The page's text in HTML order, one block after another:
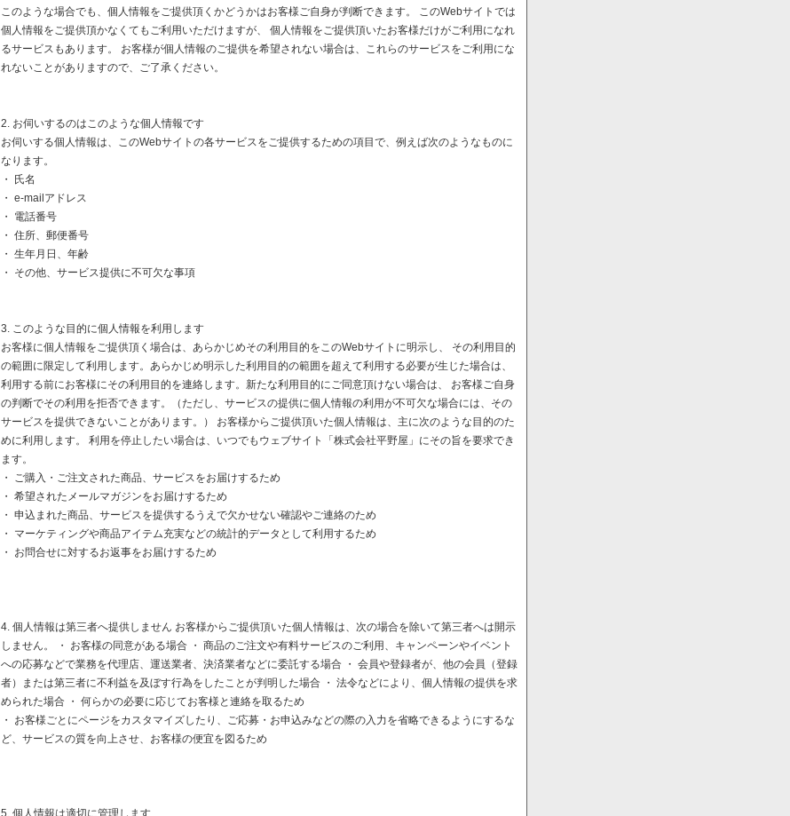
このような場合でも、個人情報をご提供頂くかどうかはお客様ご自身が判断できます。 このWebサイトでは
個人情報をご提供頂かなくてもご利用いただけますが、 個人情報をご提供頂いたお客様だけがご利用になれ
るサービスもあります。 お客様が個人情報のご提供を希望されない場合は、これらのサービスをご利用にな
れないことがありますので、ご了承ください。
2. お伺いするのはこのような個人情報です
お伺いする個人情報は、このWebサイトの各サービスをご提供するための項目で、例えば次のようなものに
なります。
・ 氏名
・ e-mailアドレス
・ 電話番号
・ 住所、郵便番号
・ 生年月日、年齢
・ その他、サービス提供に不可欠な事項
3. このような目的に個人情報を利用します
お客様に個人情報をご提供頂く場合は、あらかじめその利用目的をこのWebサイトに明示し、 その利用目的
の範囲に限定して利用します。あらかじめ明示した利用目的の範囲を超えて利用する必要が生じた場合は、
利用する前にお客様にその利用目的を連絡します。新たな利用目的にご同意頂けない場合は、 お客様ご自身
の判断でその利用を拒否できます。（ただし、サービスの提供に個人情報の利用が不可欠な場合には、その
サービスを提供できないことがあります。） お客様からご提供頂いた個人情報は、主に次のような目的のた
めに利用します。 利用を停止したい場合は、いつでもウェブサイト「株式会社平野屋」にその旨を要求でき
ます。
・ ご購入・ご注文された商品、サービスをお届けするため
・ 希望されたメールマガジンをお届けするため
・ 申込まれた商品、サービスを提供するうえで欠かせない確認やご連絡のため
・ マーケティングや商品アイテム充実などの統計的データとして利用するため
・ お問合せに対するお返事をお届けするため
4. 個人情報は第三者へ提供しません お客様からご提供頂いた個人情報は、次の場合を除いて第三者へは開示
しません。 ・ お客様の同意がある場合 ・ 商品のご注文や有料サービスのご利用、キャンペーンやイベント
への応募などで業務を代理店、運送業者、決済業者などに委託する場合 ・ 会員や登録者が、他の会員（登録
者）または第三者に不利益を及ぼす行為をしたことが判明した場合 ・ 法令などにより、個人情報の提供を求
められた場合 ・ 何らかの必要に応じてお客様と連絡を取るため
・ お客様ごとにページをカスタマイズしたり、ご応募・お申込みなどの際の入力を省略できるようにするな
ど、サービスの質を向上させ、お客様の便宜を図るため
5. 個人情報は適切に管理します